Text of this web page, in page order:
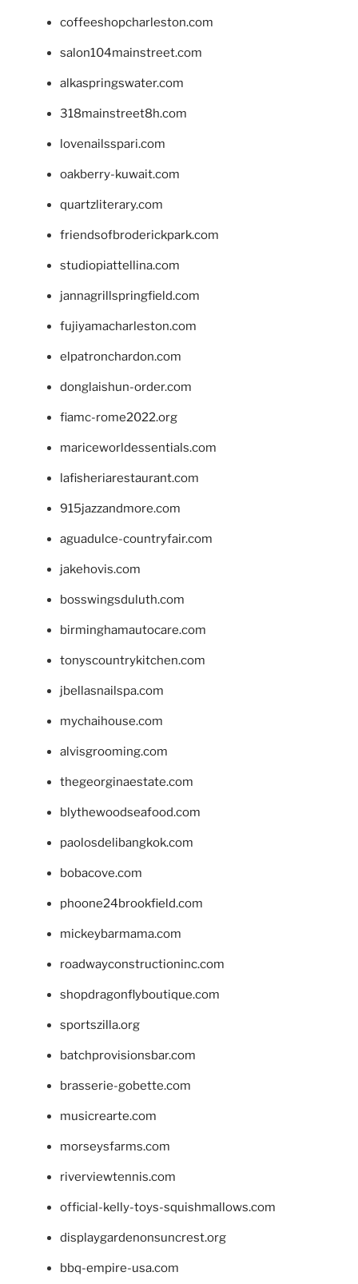
coffeeshopcharleston.com
salon104mainstreet.com
alkaspringswater.com
318mainstreet8h.com
lovenailsspari.com
oakberry-kuwait.com
quartzliterary.com
friendsofbroderickpark.com
studiopiattellina.com
jannagrillspringfield.com
fujiyamacharleston.com
elpatronchardon.com
donglaishun-order.com
fiamc-rome2022.org
mariceworldessentials.com
lafisheriarestaurant.com
915jazzandmore.com
aguadulce-countryfair.com
jakehovis.com
bosswingsduluth.com
birminghamautocare.com
tonyscountrykitchen.com
jbellasnailspa.com
mychaihouse.com
alvisgrooming.com
thegeorginaestate.com
blythewoodseafood.com
paolosdelibangkok.com
bobacove.com
phoone24brookfield.com
mickeybarmama.com
roadwayconstructioninc.com
shopdragonflyboutique.com
sportszilla.org
batchprovisionsbar.com
brasserie-gobette.com
musicrearte.com
morseysfarms.com
riverviewtennis.com
official-kelly-toys-squishmallows.com
displaygardenonsuncrest.org
bbq-empire-usa.com